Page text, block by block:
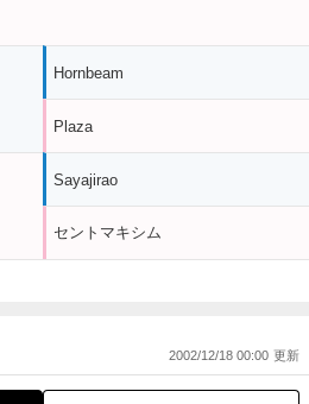
Hornbeam
Plaza
Sayajirao
セントマキシム
2002/12/18 00:00